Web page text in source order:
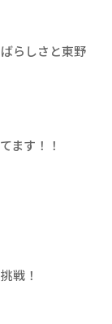
らしさと東野
ます！！
戦！